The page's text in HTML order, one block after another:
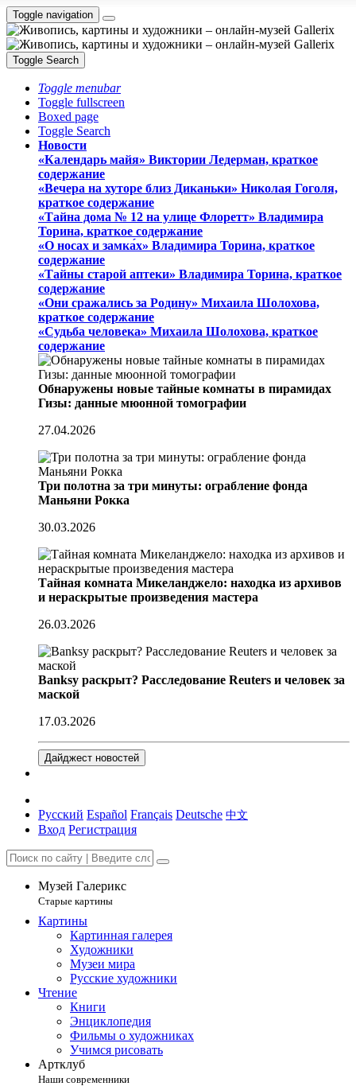
Toggle navigation
Toggle Search
Toggle menubar
Toggle fullscreen
Boxed page
Toggle Search
Новости
«Календарь майя» Виктории Ледерман, краткое
содержание
«Вечера на хуторе близ Диканьки» Николая Гоголя,
краткое содержание
«Тайна дома № 12 на улице Флоретт» Владимира
Торина, краткое содержание
«О носах и замка́х» Владимира Торина, краткое
содержание
«Тайны старой аптеки» Владимира Торина, краткое
содержание
«Они сражались за Родину» Михаила Шолохова,
краткое содержание
«Судьба человека» Михаила Шолохова, краткое
содержание
Обнаружены новые тайные комнаты в пирамидах
Гизы: данные мюонной томографии
27.04.2026
Три полотна за три минуты: ограбление фонда
Маньяни Рокка
30.03.2026
Тайная комната Микеланджело: находка из архивов
и нераскрытые произведения мастера
26.03.2026
Banksy раскрыт? Расследование Reuters и человек за
маской
17.03.2026
Дайджест новостей
Русский Español Français Deutsche 中文
Вход Регистрация
Музей Галерикс
Старые картины
Картины
Картинная галерея
Художники
Музеи мира
Русские художники
Чтение
Книги
Энциклопедия
Фильмы о художниках
Учимся рисовать
Артклуб
Наши современники